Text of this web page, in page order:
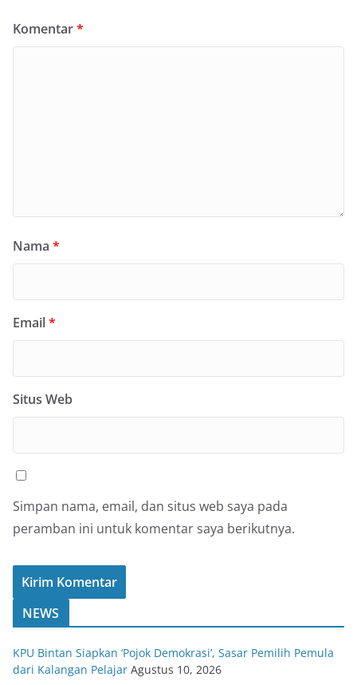
Komentar*
Nama *
Email*
Situs Web
Simpan nama, email, dan situs web saya pada
peramban ini untuk komentar saya berikutnya.
NEWS
KPU Bintan Siapkan ‘Pojok Demokrasi’, Sasar Pemilih Pemula
dari Kalangan Pelajar Agustus 10, 2026